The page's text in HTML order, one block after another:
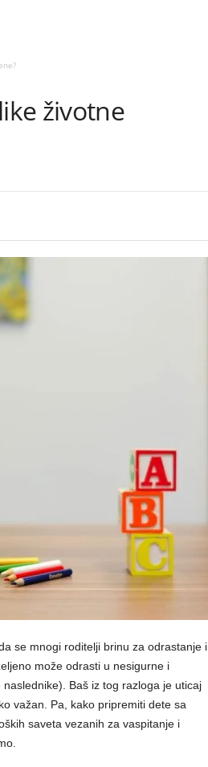
životne
se mnogi roditelji brinu za odrastanje i
može odrasti u nesigurne i
Baš iz tog razloga je uticaj
važan. Pa, kako pripremiti dete sa
saveta vezanih za vaspitanje i